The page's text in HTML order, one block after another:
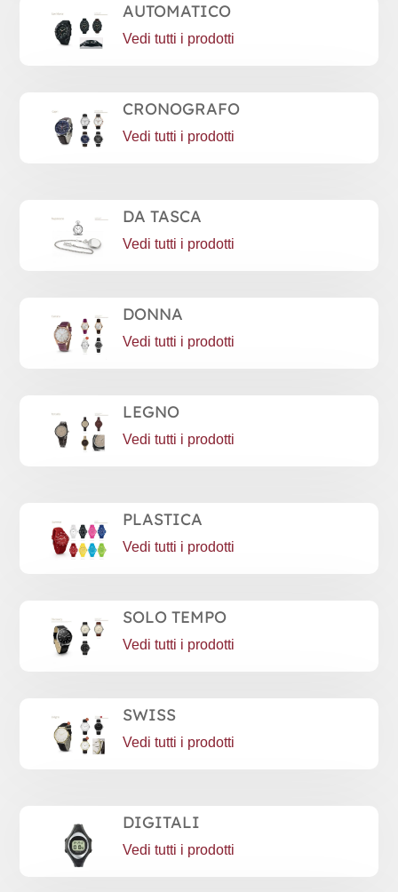
AUTOMATICO
Vedi tutti i prodotti
CRONOGRAFO
Vedi tutti i prodotti
DA TASCA
Vedi tutti i prodotti
DONNA
Vedi tutti i prodotti
LEGNO
Vedi tutti i prodotti
PLASTICA
Vedi tutti i prodotti
SOLO TEMPO
Vedi tutti i prodotti
SWISS
Vedi tutti i prodotti
DIGITALI
Vedi tutti i prodotti